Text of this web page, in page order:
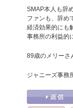
SMAP本人も辞
ファンも、辞め
経済効果的にも
事務所の利益的
89歳のメリーさ
ジャニーズ事務